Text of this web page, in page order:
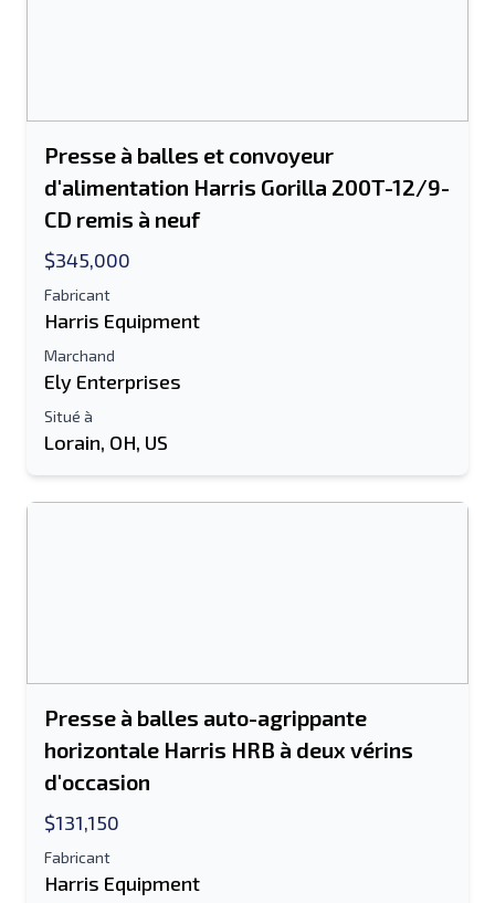
Send a Message
Nom complet
Adresse e-mail
Mobile
Presse à balles et convoyeur
d'alimentation Harris Gorilla 200T-12/9-
CD remis à neuf
$345,000
Fabricant
Harris Equipment
Marchand
Ely Enterprises
Situé à
Lorain, OH, US
Presse à balles auto-agrippante
horizontale Harris HRB à deux vérins
d'occasion
$131,150
Fabricant
Harris Equipment
Envoyer la liste par e-mail
Liste de texte sur un appareil mobile
Ton nom complet
Information additionnelle